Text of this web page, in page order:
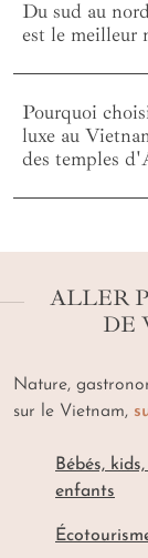
Du sud au
est le meilleur
Pourquoi
luxe au
des temples
ALLER
DE
Nature,
sur le Vietnam,
Bébés,
enfants